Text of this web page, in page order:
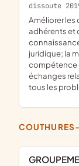
dissoute
améliorer les conditions de travail et de vie de ses
adhérents et
juridique; la
compétence
échanges
tous les